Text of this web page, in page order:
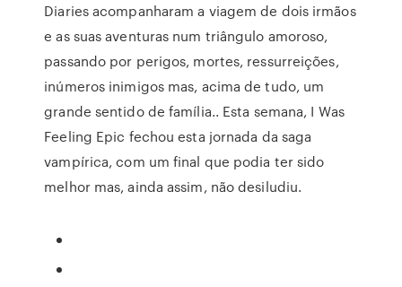
Diaries acompanharam a viagem de dois irmãos
e as suas aventuras num triângulo amoroso,
passando por perigos, mortes, ressurreições,
inúmeros inimigos mas, acima de tudo, um
grande sentido de família.. Esta semana, I Was
Feeling Epic fechou esta jornada da saga
vampírica, com um final que podia ter sido
melhor mas, ainda assim, não desiludiu.